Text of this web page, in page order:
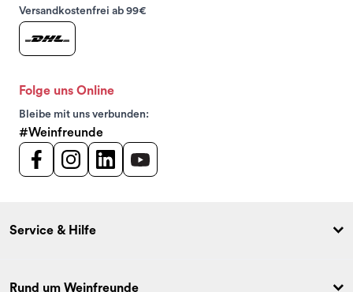
Versandkostenfrei ab 99€
Folge uns Online
Bleibe mit uns verbunden:
#Weinfreunde
Service & Hilfe
Rund um Weinfreunde